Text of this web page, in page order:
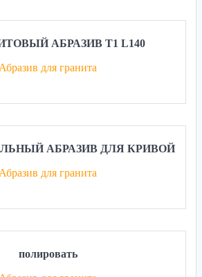
АБРАЗИВ T1 L140
Абразив для гранита
АБРАЗИВ ДЛЯ КРИВОЙ
Абразив для гранита
полировать